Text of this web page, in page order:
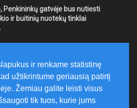
Penkininkų gatvėje bus nutiesti
ir buitinių nuotekų tinklai
karines pratybas
ir renkame statistinę
užtikrintume geriausią patirtį
Žemiau galite leisti visus
tik tuos, kurie jums